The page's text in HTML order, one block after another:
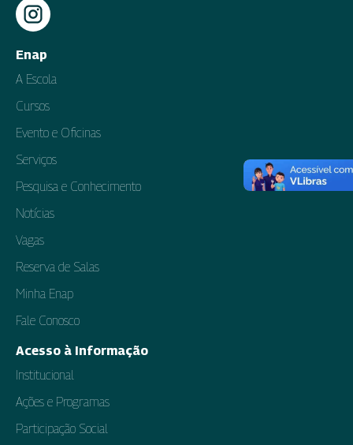
Enap
A Escola
Cursos
Evento e Oficinas
Serviços
Pesquisa e Conhecimento
Notícias
Vagas
Reserva de Salas
Minha Enap
Fale Conosco
Acesso à Informação
Institucional
Ações e Programas
Participação Social